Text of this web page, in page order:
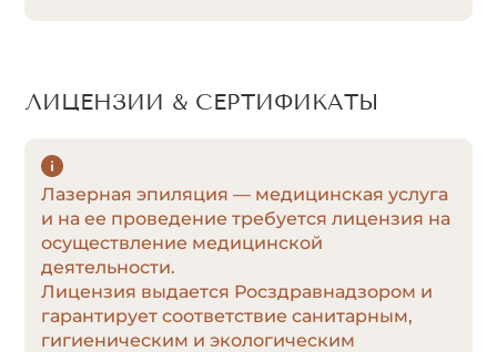
ЛИЦЕНЗИИ & СЕРТИФИКАТЫ
Лазерная эпиляция — медицинская услуга
и на ее проведение требуется лицензия на
осуществление медицинской
деятельности.
Лицензия выдается Росздравнадзором и
гарантирует соответствие санитарным,
гигиеническим и экологическим